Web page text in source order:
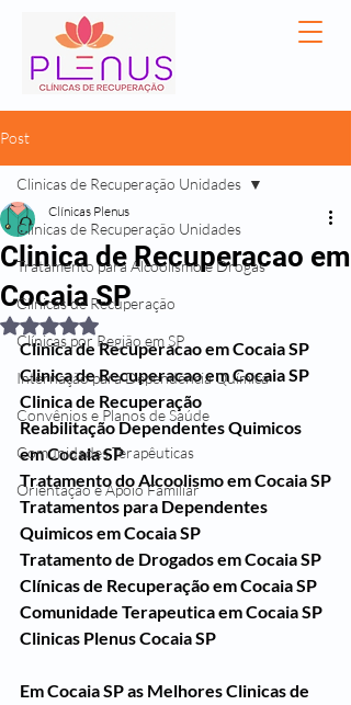
Post
Clinicas de Recuperação Unidades
Tratamento para Alcoolismo e Drogas
Clínicas de Recuperação
Clínicas por Região em SP
Internação para Dependência Química
Convênios e Planos de Saúde
Comunidades Terapêuticas
Orientação e Apoio Familiar
Clinicas de Recuperação Unidades
Clinica de Recuperacao em
Cocaia SP
Clínicas Plenus
Avaliado com NaN de 5 estrelas.
Clinica de Recuperacao em Cocaia SP
Clinica de Recuperacao em Cocaia SP
Clinica de Recuperação
Reabilitação Dependentes Quimicos
em Cocaia SP
Tratamento do Alcoolismo em Cocaia SP
Tratamentos para Dependentes
Quimicos em Cocaia SP
Tratamento de Drogados em Cocaia SP
Clínicas de Recuperação em Cocaia SP
Comunidade Terapeutica em Cocaia SP
Clinicas Plenus Cocaia SP
Em Cocaia SP as Melhores Clinicas de